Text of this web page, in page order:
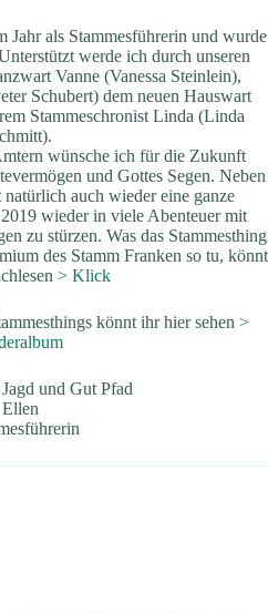
Jahr als Stammesführerin und wurde
werde ich durch unseren
Vanne (Vanessa Steinlein),
Schubert) dem neuen Hauswart
Stammeschronist Linda (Linda
wünsche ich für die Zukunft
und Gottes Segen. Neben
auch wieder eine ganze
wieder in viele Abenteuer mit
zu stürzen. Was das Stammesthing
des Stamm Franken so tu, könnt
> Klick
könnt ihr hier sehen >
und Gut Pfad
Ellen